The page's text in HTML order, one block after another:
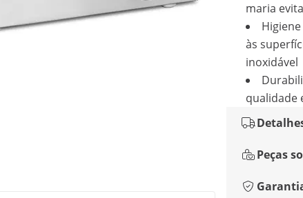
maria
às
inoxidável
qualidade
Peças